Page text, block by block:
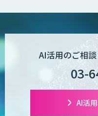
AI活用のご相
03-
AI活